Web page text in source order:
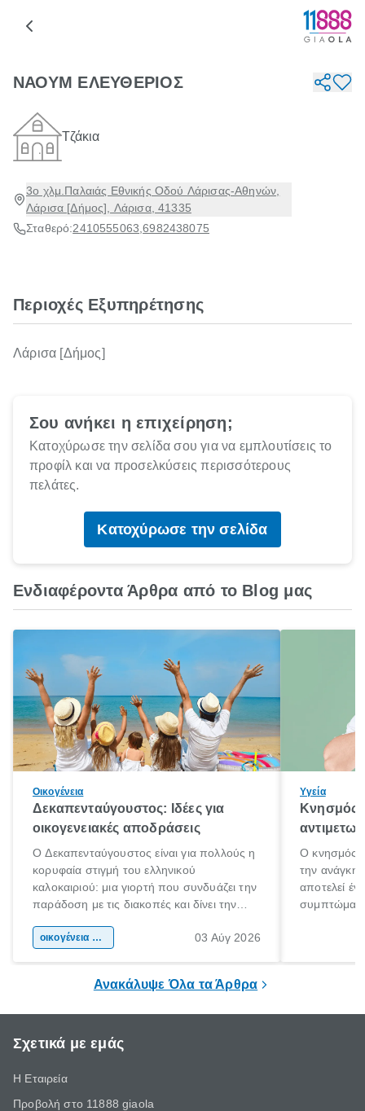
ΝΑΟΥΜ ΕΛΕΥΘΕΡΙΟΣ
Τζάκια
3ο χλμ.Παλαιάς Εθνικής Οδού Λάρισας-Αθηνών,
Λάρισα [Δήμος], Λάρισα, 41335
Σταθερό:2410555063 ,6982438075
Περιοχές Εξυπηρέτησης
Λάρισα [Δήμος]
Σου ανήκει η επιχείρηση;
Κατοχύρωσε την σελίδα σου για να εμπλουτίσεις το
προφίλ και να προσελκύσεις περισσότερους
πελάτες.
Κατοχύρωσε την σελίδα
Ενδιαφέροντα Άρθρα από το Blog μας
Οικογένεια
Δεκαπενταύγουστος: Ιδέες για
οικογενειακές αποδράσεις
Ο Δεκαπενταύγουστος είναι για πολλούς η
κορυφαία στιγμή του ελληνικού
καλοκαιριού: μια γιορτή που συνδυάζει την
παράδοση με τις διακοπές και δίνει την
χώρας. Είτε πρόκειται για λίγες μέρες
οικογένεια & παιδί 03 Αύγ 2026
Υγεία
Κνησμός:
Ο κνησμός
την ανάγκη
αποτελεί
Ανακάλυψε Όλα τα Άρθρα
Σχετικά με εμάς
Η Εταιρεία
Προβολή στο 11888 giaola